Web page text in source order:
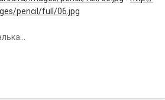
pencil/full/06.jpg